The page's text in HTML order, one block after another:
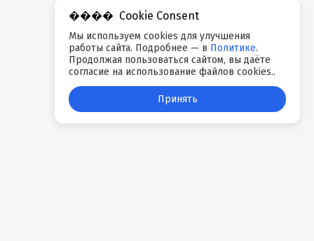
Cookie Consent
Мы используем cookies для улучшения
работы сайта. Подробнее — в Политике.
Продолжая пользоваться сайтом, вы даёте
согласие на использование файлов cookies..
Принять